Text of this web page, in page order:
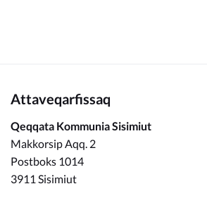
Attaveqarfissaq
Qeqqata Kommunia Sisimiut
Makkorsip Aqq. 2
Postboks 1014
3911 Sisimiut